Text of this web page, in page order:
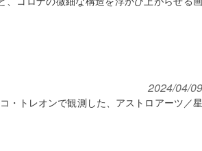
2024/04/09
・トレオンで観測した、アストロアーツ／星